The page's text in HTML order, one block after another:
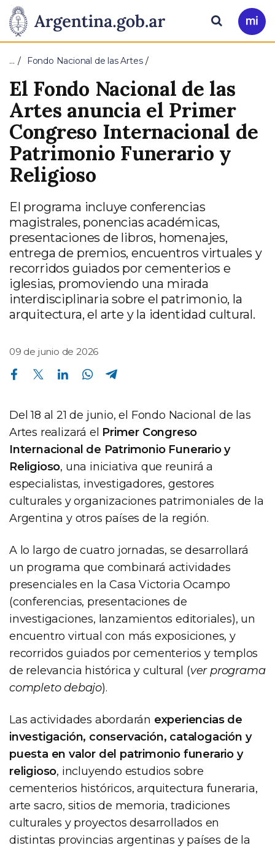
Presidencia
de
la
Nación
Pasar al contenido principal
Ir
a
Buscar
… Fondo Nacional de las Artes
El Fondo Nacional de las
Artes anuncia el Primer
Congreso Internacional de
Patrimonio Funerario y
Religioso
El programa incluye conferencias
magistrales, ponencias académicas,
presentaciones de libros, homenajes,
entrega de premios, encuentros virtuales y
recorridos guiados por cementerios e
iglesias, promoviendo una mirada
interdisciplinaria sobre el patrimonio, la
arquitectura, el arte y la identidad cultural.
09 de junio de 2026
Compartir en Facebook Compartir en Twitter Compartir en Linkedin Compartir en Whatsapp
Del 18 al 21 de junio, el Fondo Nacional de las
Artes realizará el Primer Congreso
Internacional de Patrimonio Funerario y
Religioso, una iniciativa que reunirá a
especialistas, investigadores, gestores
culturales y organizaciones patrimoniales de la
Argentina y otros países de la región.
A lo largo de cuatro jornadas, se desarrollará
un programa que combinará actividades
presenciales en la Casa Victoria Ocampo
(conferencias, presentaciones de
investigaciones, lanzamientos editoriales), un
encuentro virtual con más exposiciones, y
recorridos guiados por cementerios y templos
de relevancia histórica y cultural (ver programa
completo debajo).
Las actividades abordarán experiencias de
investigación, conservación, catalogación y
puesta en valor del patrimonio funerario y
religioso, incluyendo estudios sobre
cementerios históricos, arquitectura funeraria,
arte sacro, sitios de memoria, tradiciones
culturales y proyectos desarrollados en
distintas provincias argentinas y países de la